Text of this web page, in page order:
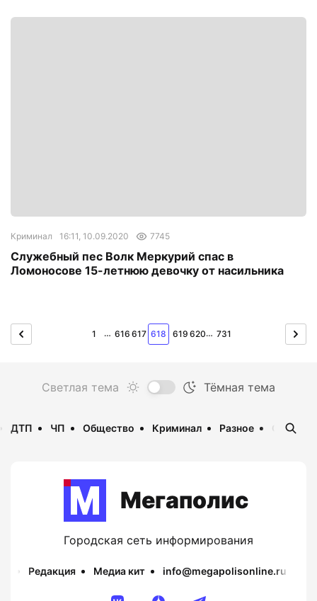
Криминал 16:11, 10.09.2020 7745
Служебный пес Волк Меркурий спас в
Ломоносове 15-летнюю девочку от насильника
1 … 616 617 618 619 620… 731
ДТП ЧП Общество Криминал Разное
Мегаполис
Городская сеть информирования
Редакция Медиа кит info@megapolisonline.ru